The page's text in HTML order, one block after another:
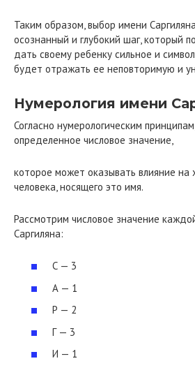
Таким образом, выбор имени
осознанный и глубокий шаг, который
дать своему ребенку сильное и
будет отражать ее неповторимую и
Нумерология имени
Согласно нумерологическим
определенное числовое значение,
которое может оказывать влияние на
человека, носящего это имя.
Рассмотрим числовое значение
Саргиляна:
С — 3
А — 1
Р — 2
Г — 3
И — 1